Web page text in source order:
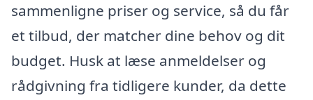
sammenligne priser og service, så du får
et tilbud, der matcher dine behov og dit
budget. Husk at læse anmeldelser og
rådgivning fra tidligere kunder, da dette